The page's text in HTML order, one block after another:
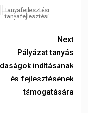
tanyafejlesztési
tanyafejlesztési
Next
Pályázat tanyás
indításának
és fejlesztésének
támogatására